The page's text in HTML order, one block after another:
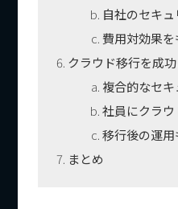
自社のセキ
費用対効果
クラウド移行を成
複合的なセ
社員にクラ
移行後の運用
まとめ